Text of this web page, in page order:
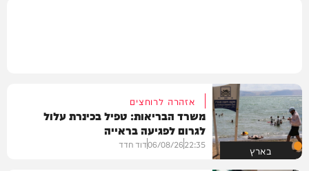
בארץ
אזהרה לרוחצים
משרד הבריאות: טפיל בכינרת עלול
לגרום לפגיעה בראייה
22:35
06/08/26דוד חדד